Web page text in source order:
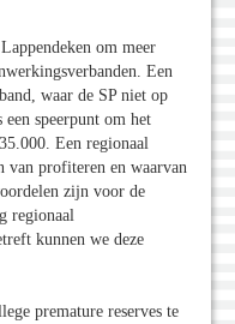
om meer
Een
waar de SP niet op
speerpunt om het
Een regionaal
van profiteren en waarvan
zijn voor de
regionaal
kunnen we deze
premature reserves te